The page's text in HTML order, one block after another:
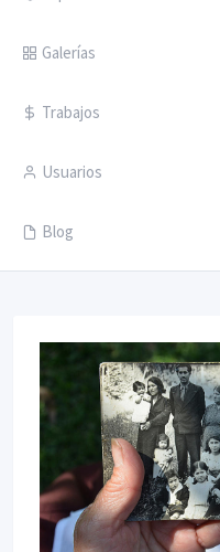
Galerías
Trabajos
Usuarios
Blog